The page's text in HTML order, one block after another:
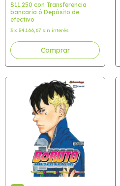
$11.250 con Transferencia
bancaria ó Depósito de
efectivo
3 x $4.166,67 sin interés